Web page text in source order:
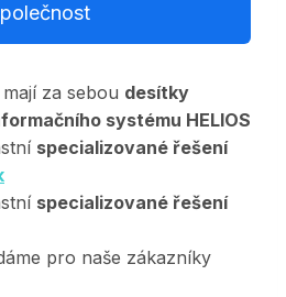
za sebou desítky
systému HELIOS
specializované řešení
specializované řešení
pro naše zákazníky